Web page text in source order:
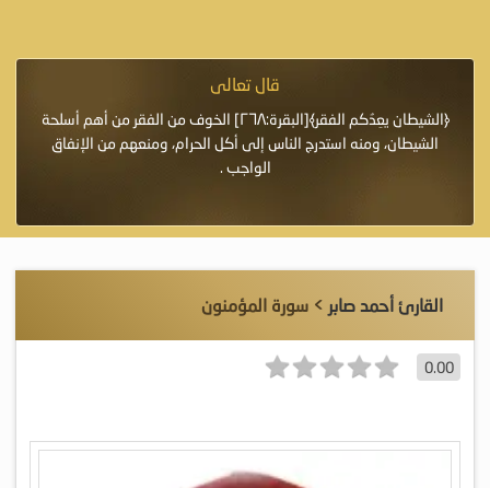
قال تعالى
﴿الشيطان يعِدُكم الفقر﴾[البقرة:٢٦٨] الخوف من الفقر من أهم أسلحة
الشيطان، ومنه استدرج الناس إلى أكل الحرام، ومنعهم من الإنفاق
الواجب .
القارئ أحمد صابر > سورة المؤمنون
0.00